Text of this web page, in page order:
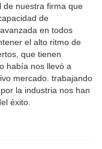
de nuestra firma que
de
en todos
el alto ritmo de
que tienen
había nos llevó a
mercado. trabajando
la industria nos han
éxito.